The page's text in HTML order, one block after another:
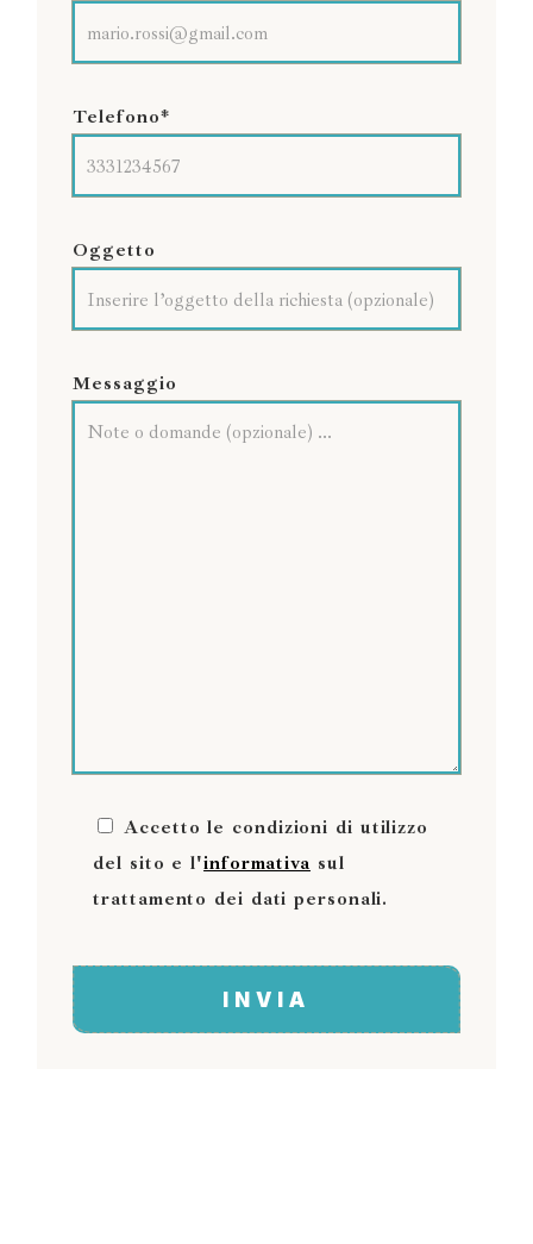
Telefono*
Oggetto
Messaggio
Accetto le condizioni di utilizzo
del sito e l'informativa sul
trattamento dei dati personali.
INVIA